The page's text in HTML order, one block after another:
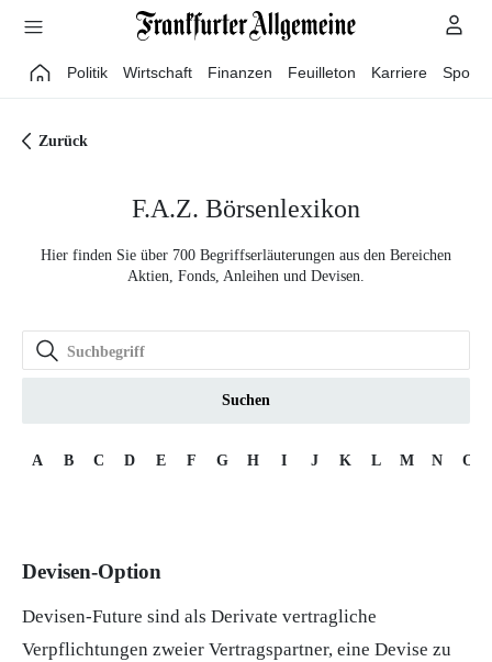
Direkt zum Hauptinhalt
Politik Wirtschaft Finanzen Feuilleton Karriere Sport
Zurück
F.A.Z. Börsenlexikon
Hier finden Sie über 700 Begriffserläuterungen aus den Bereichen
Aktien, Fonds, Anleihen und Devisen.
Suchen
A B C D E F G H I J K L M N O
Devisen-Option
Devisen-Future sind als Derivate vertragliche
Verpflichtungen zweier Vertragspartner, eine Devise zu